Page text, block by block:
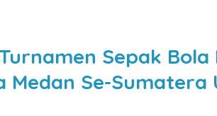
Sepak Bola
Medan Se-Sumatera